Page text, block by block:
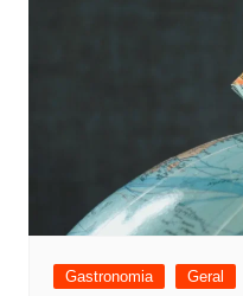
Gastronomia Geral